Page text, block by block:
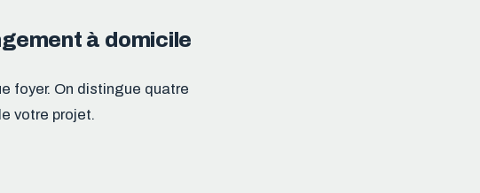
à domicile
foyer. On distingue quatre
votre projet.